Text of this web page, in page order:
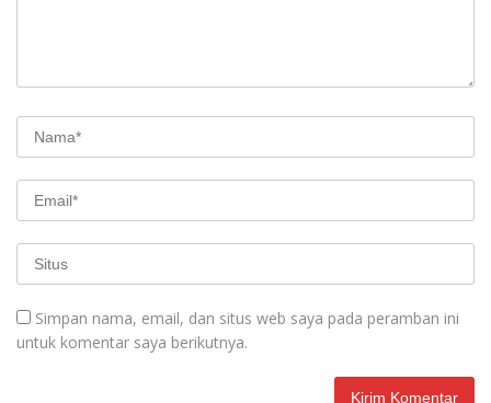
Simpan nama, email, dan situs web saya pada peramban ini
untuk komentar saya berikutnya.